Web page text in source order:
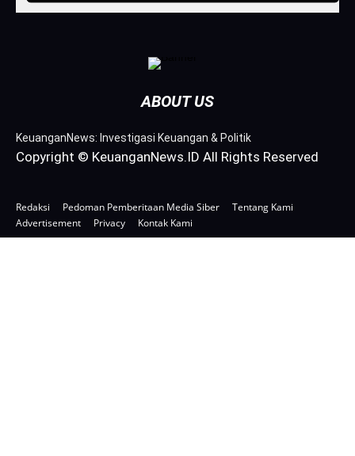
ABOUT US
KeuanganNews: Investigasi Keuangan & Politik
Copyright © KeuanganNews.ID All Rights Reserved
Redaksi Pedoman Pemberitaan Media Siber
Tentang Kami
Advertisement
Privacy Kontak Kami